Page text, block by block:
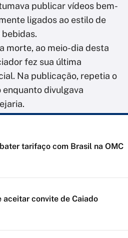
publicar vídeos bem-
ligados ao estilo de
bebidas.
morte, ao meio-dia desta
fez sua última
Na publicação, repetia o
divulgava
tarifaço com Brasil na OMC
aceitar convite de Caiado